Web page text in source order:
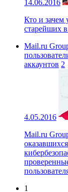
14.06.2016
Кто и зачем
старейших
Mail.ru
аккаунтов 2
4.05.2016
Mail.ru
1